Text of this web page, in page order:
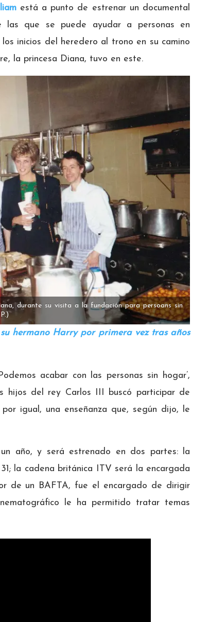
está a punto de estrenar un documental
las que se puede ayudar a personas en
inicios del heredero al trono en su camino
la princesa Diana, tuvo en este.
durante su visita a la fundación para persoans sin
hermano Harry por primera vez tras años
acabar con las personas sin hogar’,
hijos del rey Carlos III buscó participar de
igual, una enseñanza que, según dijo, le
año, y será estrenado en dos partes: la
la cadena británica ITV será la encargada
de un BAFTA, fue el encargado de dirigir
le ha permitido tratar temas